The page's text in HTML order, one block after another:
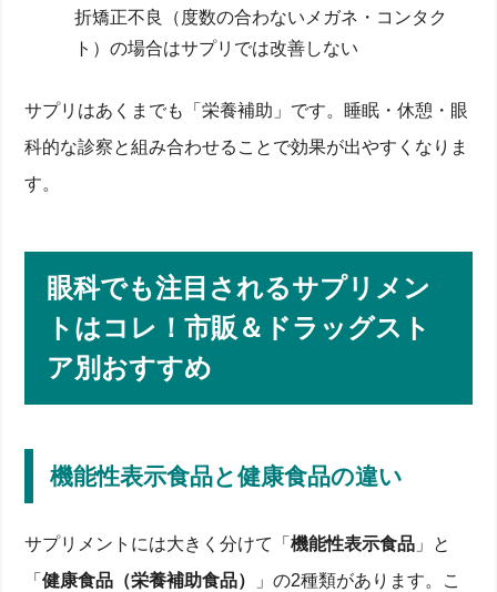
折矯正不良（度数の合わないメガネ・コンタク
ト）の場合はサプリでは改善しない
サプリはあくまでも「栄養補助」です。睡眠・休憩・眼
科的な診察と組み合わせることで効果が出やすくなりま
す。
眼科でも注目されるサプリメン
トはコレ！市販＆ドラッグスト
ア別おすすめ
機能性表示食品と健康食品の違い
サプリメントには大きく分けて「機能性表示食品 」と
「健康食品（栄養補助食品）
」の2種類があります。こ
各成分の作用と視力・疲れ目・ドライアイへの効果
不足しがちな栄養素の食品＆サプリ摂取方法
失敗しない注文・価格比較ガイド【費用相場と最安購
入ルートは？】
視力回復は期待できる？
サプリと診療・治療の併用・禁忌・副作用について
効果を高める摂取タイミング・方法
健康食品と医薬品の境界線、機能性表示食品の選び
【まとめ】今日から始める目の健康予防アクション